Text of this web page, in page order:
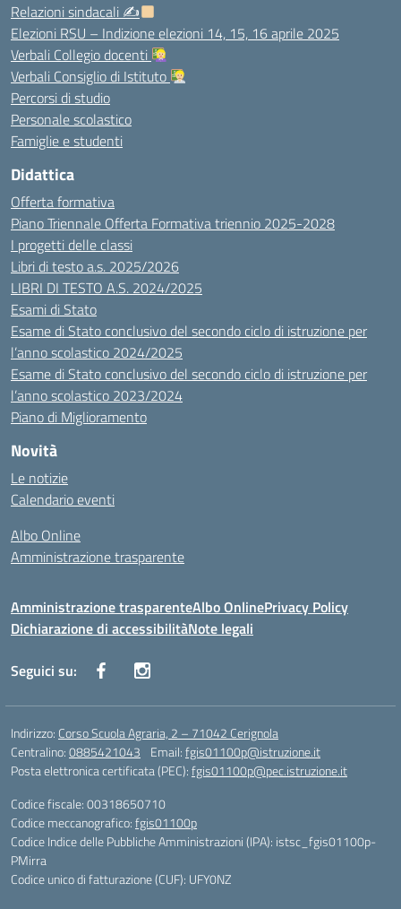
Relazioni sindacali ✍
Elezioni RSU – Indizione elezioni 14, 15, 16 aprile 2025
Verbali Collegio docenti
Verbali Consiglio di Istituto
Percorsi di studio
Personale scolastico
Famiglie e studenti
Didattica
Offerta formativa
Piano Triennale Offerta Formativa triennio 2025-2028
I progetti delle classi
Libri di testo a.s. 2025/2026
LIBRI DI TESTO A.S. 2024/2025
Esami di Stato
Esame di Stato conclusivo del secondo ciclo di istruzione per
l’anno scolastico 2024/2025
Esame di Stato conclusivo del secondo ciclo di istruzione per
l’anno scolastico 2023/2024
Piano di Miglioramento
Novità
Le notizie
Calendario eventi
Albo Online
Amministrazione trasparente
Amministrazione trasparenteAlbo OnlinePrivacy Policy
Dichiarazione di accessibilitàNote legali
Seguici su:
Indirizzo: Corso Scuola Agraria, 2 – 71042 Cerignola
Centralino:0885421043 Email:fgis01100p@istruzione.it
Posta elettronica certificata (PEC):fgis01100p@pec.istruzione.it
Codice fiscale: 00318650710
Codice meccanografico:fgis01100p
Codice Indice delle Pubbliche Amministrazioni (IPA): istsc_fgis01100p-
PMirra
Codice unico di fatturazione (CUF): UFY0NZ